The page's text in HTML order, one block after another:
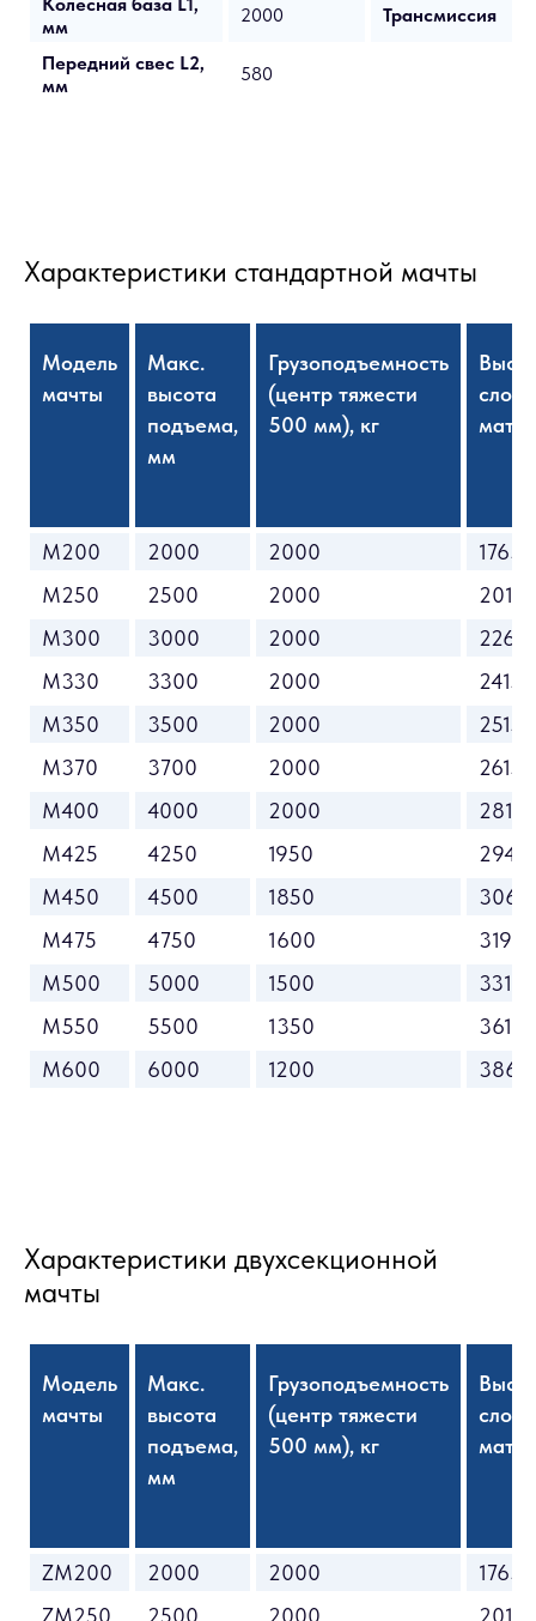
мм
2000 Трансмиссия
Передний свес L2,
мм
580
Характеристики стандартной мачты
Модель
мачты
Макс.
высота
подъема,
мм
Грузоподъемность
(центр тяжести
500 мм), кг
M200 2000 2000
1765
M250
2500 2000
2015
M300
3000 2000
2265
M330
3300 2000
2415
M350
3500 2000
2515
M370
3700 2000
2615
M400
4000 2000
2815
M425
4250 1950
2940
M450
4500 1850
3065
M475
4750 1600
3190
M500
5000 1500
3315
M550
5500 1350
3615
M600
6000 1200 3865
Характеристики двухсекционной
мачты
Модель
мачты
Макс.
высота
подъема,
мм
Грузоподъемность
(центр тяжести
500 мм), кг
ZM200 2000 2000
1765
ZM250
2500 2000
2015